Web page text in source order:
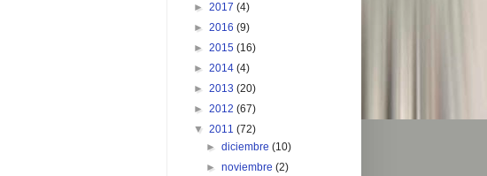
► 2017 (4)
► 2016 (9)
► 2015 (16)
► 2014 (4)
► 2013 (20)
► 2012 (67)
▼ 2011 (72)
►diciembre(10)
►noviembre(2)